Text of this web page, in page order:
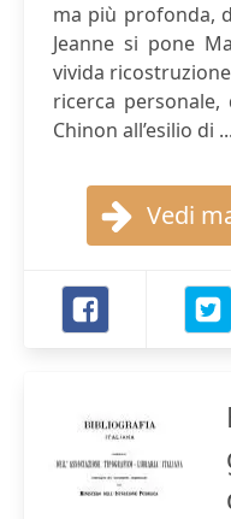
ma più profonda,
Jeanne si pone
vivida
ricerca
Chinon all’esilio di ...
Vedi